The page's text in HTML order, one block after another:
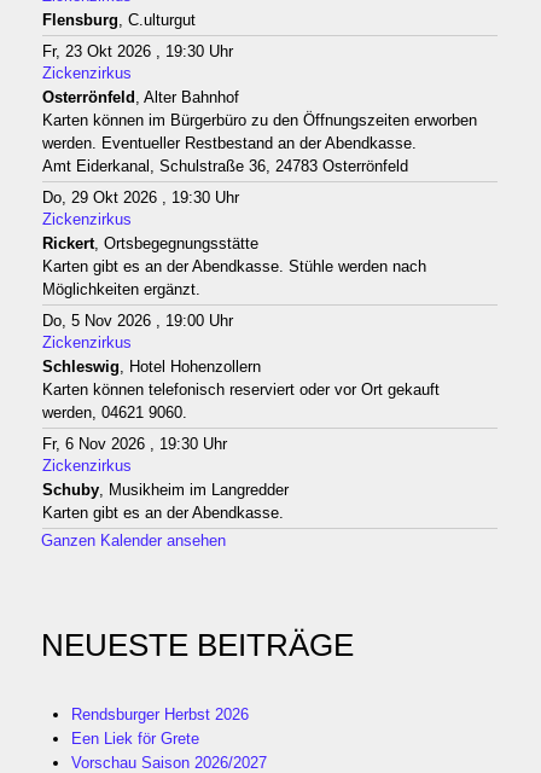
Flensburg, C.ulturgut
Fr, 23 Okt 2026 , 19:30 Uhr
Zickenzirkus
Osterrönfeld , Alter Bahnhof
Karten können im Bürgerbüro zu den Öffnungszeiten erworben
werden. Eventueller Restbestand an der Abendkasse.
Amt Eiderkanal, Schulstraße 36, 24783 Osterrönfeld
Do, 29 Okt 2026 , 19:30 Uhr
Zickenzirkus
Rickert, Ortsbegegnungsstätte
Karten gibt es an der Abendkasse. Stühle werden nach
Möglichkeiten ergänzt.
Do, 5 Nov 2026 , 19:00 Uhr
Zickenzirkus
Schleswig, Hotel Hohenzollern
Karten können telefonisch reserviert oder vor Ort gekauft
werden, 04621 9060.
Fr, 6 Nov 2026 , 19:30 Uhr
Zickenzirkus
Schuby, Musikheim im Langredder
Karten gibt es an der Abendkasse.
Ganzen Kalender ansehen
NEUESTE BEITRÄGE
Rendsburger Herbst 2026
Een Liek för Grete
Vorschau Saison 2026/2027